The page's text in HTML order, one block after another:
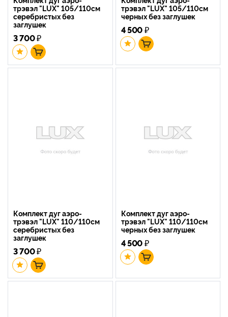
трэвэл "LUX" 105/110см
серебристых без
заглушек
3 700₽
трэвэл "LUX" 105/110см
черных без заглушек
4 500₽
Комплект дуг аэро-
трэвэл "LUX" 110/110см
серебристых без
заглушек
3 700₽
Комплект дуг аэро-
трэвэл "LUX" 110/110см
черных без заглушек
4 500₽